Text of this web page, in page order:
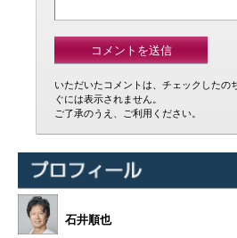
いただいたコメントは、チェックしたの
ぐには表示されません。
ご了承のうえ、ご利用ください。
石井順也